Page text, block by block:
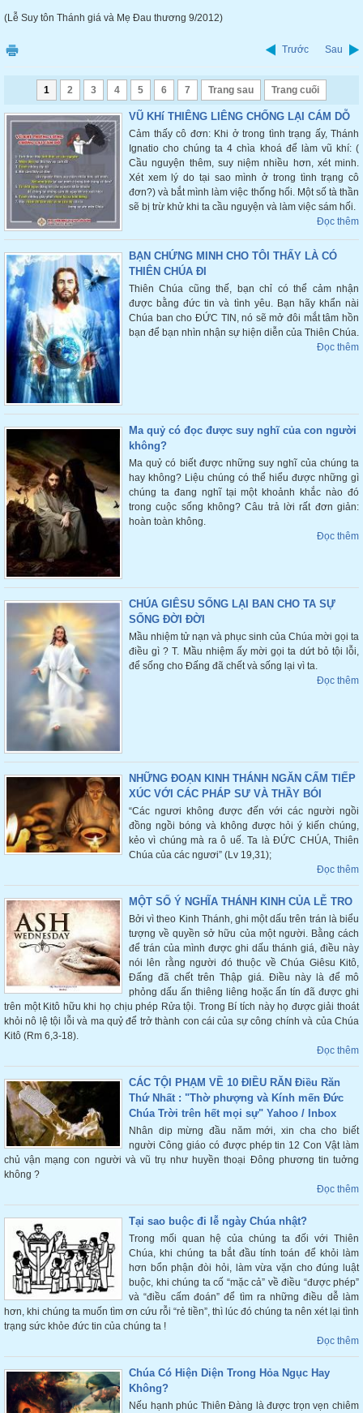
(Lễ Suy tôn Thánh giá và Mẹ Đau thương 9/2012)
Trước Sau
1 2 3 4 5 6 7 Trang sau Trang cuối
VŨ KHí THIÊNG LIÊNG CHỐNG LẠI CÁM DỖ
Cảm thấy cô đơn: Khi ở trong tình trạng ấy, Thánh
Ignatio cho chúng ta 4 chìa khoá để làm vũ khí: (
Cầu nguyện thêm, suy niệm nhiều hơn, xét minh.
Xét xem lý do tại sao mình ở trong tình trạng cô
đơn?) và bắt mình làm việc thống hối. Một số tà thần
sẽ bị trừ khử khi ta cầu nguyện và làm việc sám hối.
Đọc thêm
BẠN CHỨNG MINH CHO TÔI THẤY LÀ CÓ
THIÊN CHÚA ĐI
Thiên Chúa cũng thế, bạn chỉ có thể cảm nhận
được bằng đức tin và tình yêu. Bạn hãy khẩn nài
Chúa ban cho ĐỨC TIN, nó sẽ mở đôi mắt tâm hồn
bạn để bạn nhìn nhận sự hiện diễn của Thiên Chúa.
Đọc thêm
Ma quỷ có đọc được suy nghĩ của con người
không?
Ma quỷ có biết được những suy nghĩ của chúng ta
hay không? Liệu chúng có thể hiểu được những gì
chúng ta đang nghĩ tại một khoảnh khắc nào đó
trong cuộc sống không? Câu trả lời rất đơn giản:
hoàn toàn không.
Đọc thêm
CHÚA GIÊSU SỐNG LẠI BAN CHO TA SỰ
SỐNG ĐỜI ĐỜI
Mầu nhiệm tử nạn và phục sinh của Chúa mời gọi ta
điều gì ? T. Mầu nhiệm ấy mời gọi ta dứt bỏ tội lỗi,
để sống cho Đấng đã chết và sống lại vì ta.
Đọc thêm
NHỮNG ĐOẠN KINH THÁNH NGĂN CẤM TIẾP
XÚC VỚI CÁC PHÁP SƯ VÀ THẦY BÓI
“Các ngươi không được đến với các người ngồi
đồng ngồi bóng và không được hỏi ý kiến chúng,
kẻo vì chúng mà ra ô uế. Ta là ĐỨC CHÚA, Thiên
Chúa của các ngươi” (Lv 19,31);
Đọc thêm
MỘT SỐ Ý NGHĨA THÁNH KINH CỦA LỄ TRO
Bởi vì theo Kinh Thánh, ghi một dấu trên trán là biểu
tượng về quyền sở hữu của một người. Bằng cách
để trán của mình được ghi dấu thánh giá, điều này
nói lên rằng người đó thuộc về Chúa Giêsu Kitô,
Đấng đã chết trên Thập giá. Điều này là để mô
phỏng dấu ấn thiêng liêng hoặc ấn tín đã được ghi
trên một Kitô hữu khi họ chịu phép Rửa tội. Trong Bí tích này họ được giải thoát
khỏi nô lệ tội lỗi và ma quỷ để trở thành con cái của sự công chính và của Chúa
Kitô (Rm 6,3-18).
Đọc thêm
CÁC TỘI PHẠM VỀ 10 ĐIỀU RĂN Điều Răn
Thứ Nhất : "Thờ phượng và Kính mến Đức
Chúa Trời trên hết mọi sự" Yahoo / Inbox
Nhân dip mừng đầu năm mới, xin cha cho biết
người Công giáo có được phép tin 12 Con Vật làm
chủ vận mạng con người và vũ trụ như huyền thoại Đông phương tin tuởng
không ?
Đọc thêm
Tại sao buộc đi lễ ngày Chúa nhật?
Trong mối quan hệ của chúng ta đối với Thiên
Chúa, khi chúng ta bắt đầu tính toán để khỏi làm
hơn bổn phận đòi hỏi, làm vừa vặn cho đúng luật
buộc, khi chúng ta cố “mặc cả” về điều “được phép”
và “điều cấm đoán” để tìm ra những điều dễ làm
hơn, khi chúng ta muốn tìm ơn cứu rỗi “rẻ tiền”, thì lúc đó chúng ta nên xét lại tình
trạng sức khỏe đức tin của chúng ta !
Đọc thêm
Chúa Có Hiện Diện Trong Hỏa Ngục Hay
Không?
Nếu hạnh phúc Thiên Đàng là được trọn vẹn chiêm